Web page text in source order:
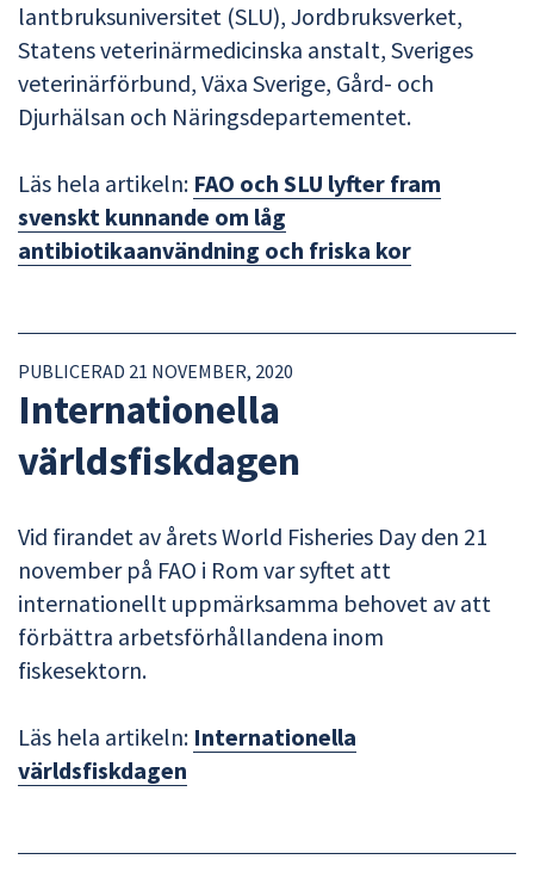
lantbruksuniversitet (SLU), Jordbruksverket,
Statens veterinärmedicinska anstalt, Sveriges
veterinärförbund, Växa Sverige, Gård- och
Djurhälsan och Näringsdepartementet.
Läs hela artikeln: FAO och SLU lyfter fram
svenskt kunnande om låg
antibiotikaanvändning och friska kor
PUBLICERAD 21 NOVEMBER, 2020
Internationella
världsfiskdagen
Vid firandet av årets World Fisheries Day den 21
november på FAO i Rom var syftet att
internationellt uppmärksamma behovet av att
förbättra arbetsförhållandena inom
fiskesektorn.
Läs hela artikeln: Internationella
världsfiskdagen